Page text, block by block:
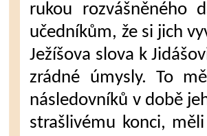
rukou roz­vášněného
učedníkům, že si jich
Je­žíšova slova k
zrádné úmysly. To
následovníků v době
strašlivému kon­ci,